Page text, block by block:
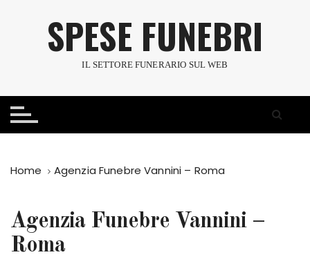
a
SPESE FUNEBRI
IL SETTORE FUNERARIO SUL WEB
Home Agenzia Funebre Vannini – Roma
Agenzia Funebre Vannini –
Roma